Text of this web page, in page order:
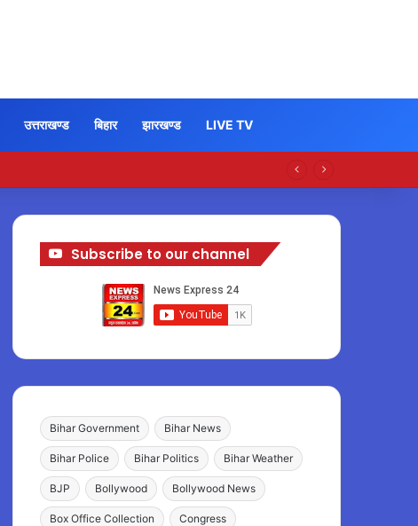
उत्तराखण्ड बिहार झारखण्ड LIVE TV
Subscribe to our channel
Bihar Government Bihar News
Bihar Police Bihar Politics Bihar Weather
BJP Bollywood Bollywood News
Box Office Collection Congress